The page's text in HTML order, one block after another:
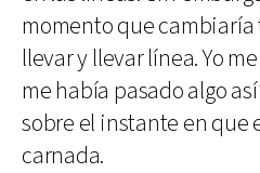
momento que cambiaría
llevar y llevar línea. Yo
me había pasado algo
sobre el instante en que
carnada.